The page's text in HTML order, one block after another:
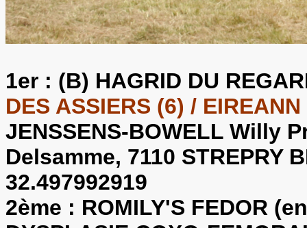
1er : (B) HAGRID DU
DES ASSIERS (6) /
JENSSENS-BOWELL Willy
Delsamme, 7110 STREPRY
32.497992919
2ème : ROMILY'S FEDOR